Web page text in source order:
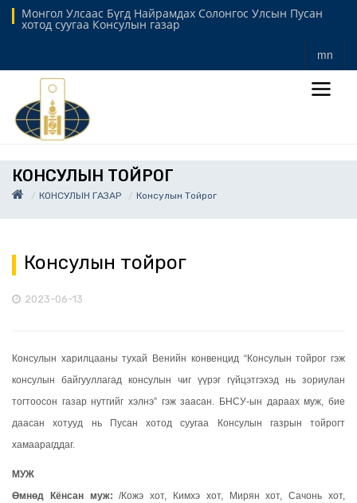
Монгол Улсаас Бүгд Найрамдах Солонгос Улсын Пусан
хотод суугаа Консулын газар
mn
КОНСУЛЫН ТОЙРОГ
КОНСУЛЫН ГАЗАР Консулын Тойрог
Консулын тойрог
2023-06-13
Консулын харилцааны тухай Венийн конвенцид “Консулын тойрог гэж
консулын байгууллагад консулын чиг үүрэг гүйцэтгэхэд нь зориулан
тогтоосон газар нутгийг хэлнэ” гэж заасан. БНСУ-ын дараах муж, бие
даасан хотууд нь Пусан хотод суугаа Консулын газрын тойрогт
хамаарагддаг.
МУЖ
Өмнөд Кёнсан муж: /Кожэ хот, Кимхэ хот, Мирян хот, Сачонь хот,